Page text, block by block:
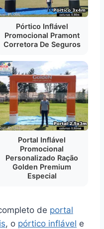
Pórtico Inflável
Promocional Pramont
Corretora De Seguros
Portal Inflável
Promocional
Personalizado Ração
Golden Premium
Especial
de portal
, o pórtico inflável e